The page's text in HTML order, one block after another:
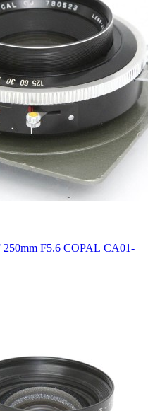
F5.6 COPAL CA01-